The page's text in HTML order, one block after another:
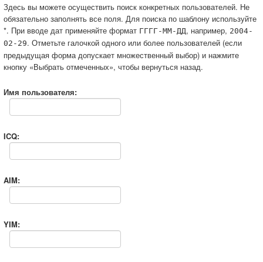
Здесь вы можете осуществить поиск конкретных пользователей. Не
обязательно заполнять все поля. Для поиска по шаблону используйте
*. При вводе дат применяйте формат ГГГГ-ММ-ДД, например, 2004-
02-29. Отметьте галочкой одного или более пользователей (если
предыдущая форма допускает множественный выбор) и нажмите
кнопку «Выбрать отмеченных», чтобы вернуться назад.
Имя пользователя:
ICQ:
AIM:
YIM: